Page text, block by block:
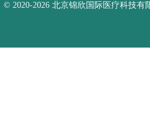
© 2020-2026 北京锦欣国际医疗科